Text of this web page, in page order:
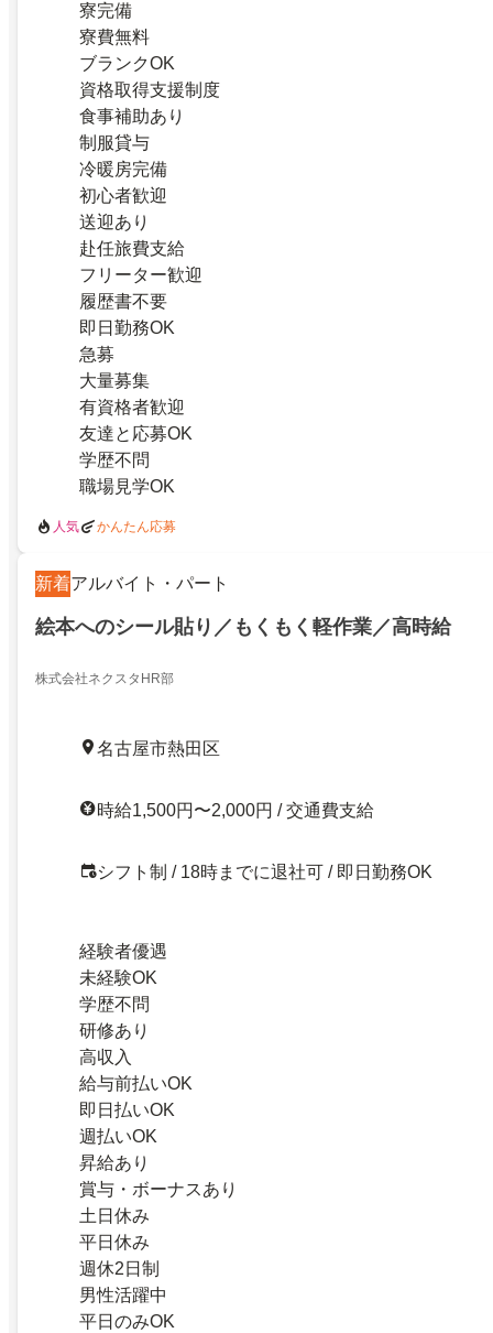
寮完備
寮費無料
ブランクOK
資格取得支援制度
食事補助あり
制服貸与
冷暖房完備
初心者歓迎
送迎あり
赴任旅費支給
フリーター歓迎
履歴書不要
即日勤務OK
急募
大量募集
有資格者歓迎
友達と応募OK
学歴不問
職場見学OK
人気 かんたん応募
新着アルバイト・パート
絵本へのシール貼り／もくもく軽作業／高時給
株式会社ネクスタHR部
名古屋市熱田区
時給1,500円〜2,000円 / 交通費支給
シフト制 / 18時までに退社可 / 即日勤務OK
経験者優遇
未経験OK
学歴不問
研修あり
高収入
給与前払いOK
即日払いOK
週払いOK
昇給あり
賞与・ボーナスあり
土日休み
平日休み
週休2日制
男性活躍中
平日のみOK